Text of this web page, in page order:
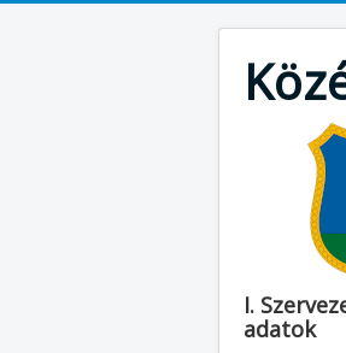
I.
adatok